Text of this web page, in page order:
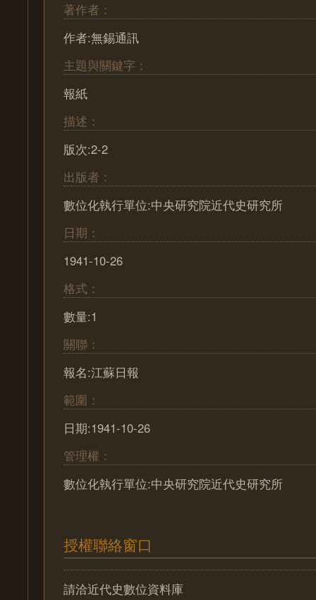
著作者：
作者:無錫通訊
主題與關鍵字：
報紙
描述：
版次:2-2
出版者：
數位化執行單位:中央研究院近代史研究所
日期：
1941-10-26
格式：
數量:1
關聯：
報名:江蘇日報
範圍：
日期:1941-10-26
管理權：
數位化執行單位:中央研究院近代史研究所
授權聯絡窗口
請洽近代史數位資料庫